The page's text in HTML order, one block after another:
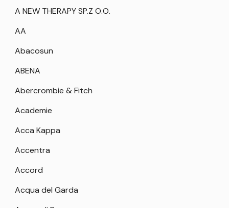
A NEW THERAPY SP.Z O.O.
AA
Abacosun
ABENA
Abercrombie & Fitch
Academie
Acca Kappa
Accentra
Accord
Acqua del Garda